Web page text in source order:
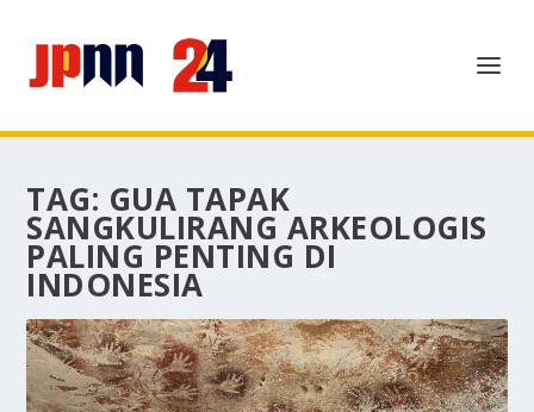
TAG: GUA TAPAK
SANGKULIRANG ARKEOLOGIS
PALING PENTING DI
INDONESIA